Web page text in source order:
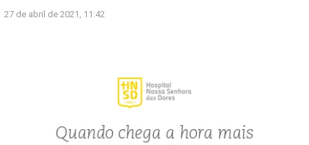
27 de abril de 2021, 11:42